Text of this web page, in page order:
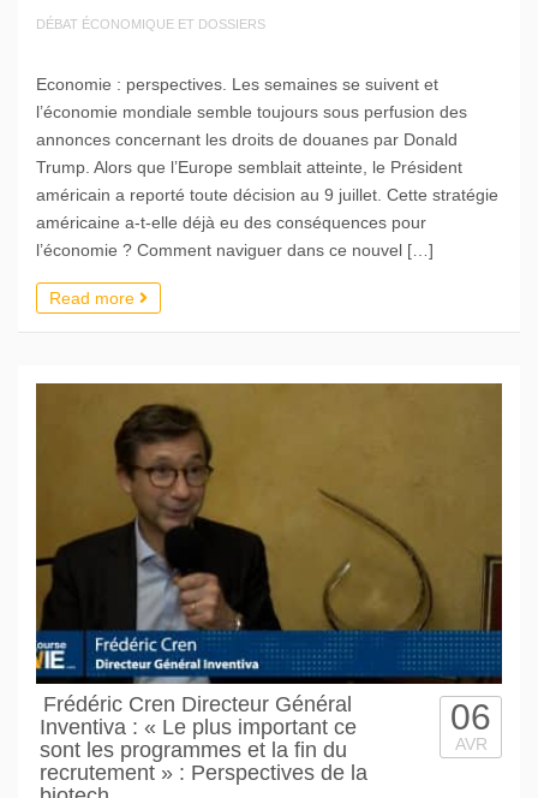
DÉBAT ÉCONOMIQUE ET DOSSIERS
Economie : perspectives. Les semaines se suivent et
l’économie mondiale semble toujours sous perfusion des
annonces concernant les droits de douanes par Donald
Trump. Alors que l’Europe semblait atteinte, le Président
américain a reporté toute décision au 9 juillet. Cette stratégie
américaine a-t-elle déjà eu des conséquences pour
l’économie ? Comment naviguer dans ce nouvel […]
Read more
Frédéric Cren Directeur Général
Inventiva : « Le plus important ce
sont les programmes et la fin du
recrutement » : Perspectives de la
06
AVR